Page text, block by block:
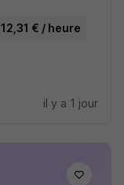
12,31 € / heure
il y a 1 jour